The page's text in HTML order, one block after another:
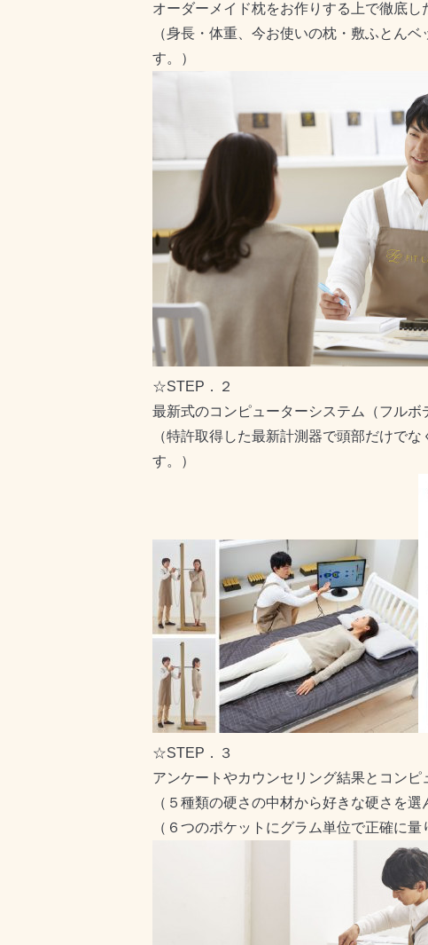
オーダーメイド枕をお作りする上で徹底
（身長・体重、今お使いの枕・敷ふとん
す。）
☆STEP．２
最新式のコンピューターシステム（フル
（特許取得した最新計測器で頭部だけで
す。）
☆STEP．３
アンケートやカウンセリング結果とコンピ
（５種類の硬さの中材から好きな硬さを選
（６つのポケットにグラム単位で正確に量